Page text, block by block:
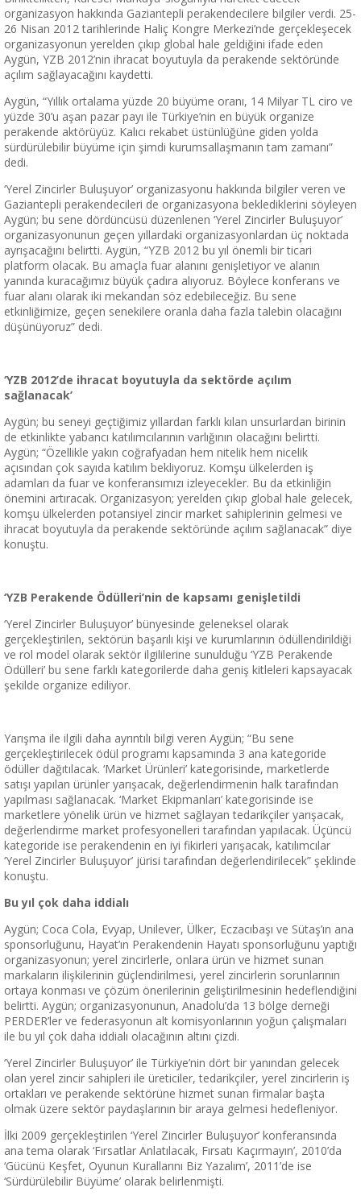
organizasyon hakkında Gaziantepli perakendecilere bilgiler verdi. 25-
26 Nisan 2012 tarihlerinde Haliç Kongre Merkezi’nde gerçekleşecek
organizasyonun yerelden çıkıp global hale geldiğini ifade eden
Aygün, YZB 2012’nin ihracat boyutuyla da perakende sektöründe
açılım sağlayacağını kaydetti.
Aygün, “Yıllık ortalama yüzde 20 büyüme oranı, 14 Milyar TL ciro ve
yüzde 30’u aşan pazar payı ile Türkiye’nin en büyük organize
perakende aktörüyüz. Kalıcı rekabet üstünlüğüne giden yolda
sürdürülebilir büyüme için şimdi kurumsallaşmanın tam zamanı”
dedi.
‘Yerel Zincirler Buluşuyor’ organizasyonu hakkında bilgiler veren ve
Gaziantepli perakendecileri de organizasyona beklediklerini söyleyen
Aygün; bu sene dördüncüsü düzenlenen ‘Yerel Zincirler Buluşuyor’
organizasyonunun geçen yıllardaki organizasyonlardan üç noktada
ayrışacağını belirtti. Aygün, “YZB 2012 bu yıl önemli bir ticari
platform olacak. Bu amaçla fuar alanını genişletiyor ve alanın
yanında kuracağımız büyük çadıra alıyoruz. Böylece konferans ve
fuar alanı olarak iki mekandan söz edebileceğiz. Bu sene
etkinliğimize, geçen senekilere oranla daha fazla talebin olacağını
düşünüyoruz” dedi.
‘YZB 2012’de ihracat boyutuyla da sektörde açılım
sağlanacak’
Aygün; bu seneyi geçtiğimiz yıllardan farklı kılan unsurlardan birinin
de etkinlikte yabancı katılımcılarının varlığının olacağını belirtti.
Aygün; “Özellikle yakın coğrafyadan hem nitelik hem nicelik
açısından çok sayıda katılım bekliyoruz. Komşu ülkelerden iş
adamları da fuar ve konferansımızı izleyecekler. Bu da etkinliğin
önemini artıracak. Organizasyon; yerelden çıkıp global hale gelecek,
komşu ülkelerden potansiyel zincir market sahiplerinin gelmesi ve
ihracat boyutuyla da perakende sektöründe açılım sağlanacak” diye
konuştu.
‘YZB Perakende Ödülleri’nin de kapsamı genişletildi
‘Yerel Zincirler Buluşuyor’ bünyesinde geleneksel olarak
gerçekleştirilen, sektörün başarılı kişi ve kurumlarının ödüllendirildiği
ve rol model olarak sektör ilgililerine sunulduğu ‘YZB Perakende
Ödülleri’ bu sene farklı kategorilerde daha geniş kitleleri kapsayacak
şekilde organize ediliyor.
Yarışma ile ilgili daha ayrıntılı bilgi veren Aygün; “Bu sene
gerçekleştirilecek ödül programı kapsamında 3 ana kategoride
ödüller dağıtılacak. ‘Market Ürünleri’ kategorisinde, marketlerde
satışı yapılan ürünler yarışacak, değerlendirmenin halk tarafından
yapılması sağlanacak. ‘Market Ekipmanları’ kategorisinde ise
marketlere yönelik ürün ve hizmet sağlayan tedarikçiler yarışacak,
değerlendirme market profesyonelleri tarafından yapılacak. Üçüncü
kategoride ise perakendenin en iyi fikirleri yarışacak, katılımcılar
‘Yerel Zincirler Buluşuyor’ jürisi tarafından değerlendirilecek” şeklinde
konuştu.
Bu yıl çok daha iddialı
Aygün; Coca Cola, Evyap, Unilever, Ülker, Eczacıbaşı ve Sütaş’ın ana
sponsorluğunu, Hayat’ın Perakendenin Hayatı sponsorluğunu yaptığı
organizasyonun; yerel zincirlerle, onlara ürün ve hizmet sunan
markaların ilişkilerinin güçlendirilmesi, yerel zincirlerin sorunlarının
ortaya konması ve çözüm önerilerinin geliştirilmesinin hedeflendiğini
belirtti. Aygün; organizasyonunun, Anadolu’da 13 bölge derneği
PERDER’ler ve federasyonun alt komisyonlarının yoğun çalışmaları
ile bu yıl çok daha iddialı olacağının altını çizdi.
‘Yerel Zincirler Buluşuyor’ ile Türkiye’nin dört bir yanından gelecek
olan yerel zincir sahipleri ile üreticiler, tedarikçiler, yerel zincirlerin iş
ortakları ve perakende sektörüne hizmet sunan firmalar başta
olmak üzere sektör paydaşlarının bir araya gelmesi hedefleniyor.
İlki 2009 gerçekleştirilen ‘Yerel Zincirler Buluşuyor’ konferansında
ana tema olarak ‘Fırsatlar Anlatılacak, Fırsatı Kaçırmayın’, 2010’da
‘Gücünü Keşfet, Oyunun Kurallarını Biz Yazalım’, 2011’de ise
‘Sürdürülebilir Büyüme’ olarak belirlenmişti.